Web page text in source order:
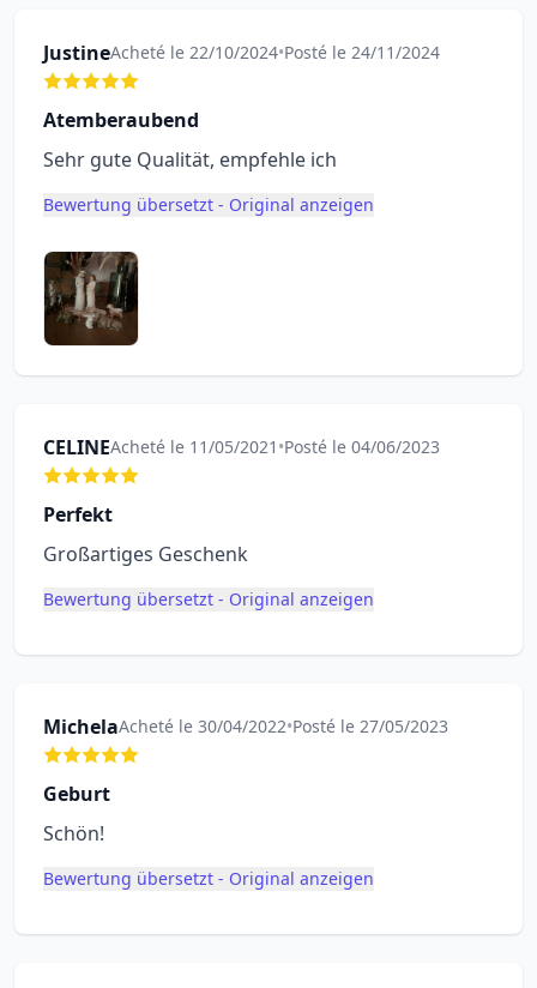
JustineAcheté le 22/10/2024•Posté le 24/11/2024
Atemberaubend
Sehr gute Qualität, empfehle ich
Bewertung übersetzt - Original anzeigen
CELINEAcheté le 11/05/2021 •Posté le 04/06/2023
Perfekt
Großartiges Geschenk
Bewertung übersetzt - Original anzeigen
MichelaAcheté le 30/04/2022•Posté le 27/05/2023
Geburt
Schön!
Bewertung übersetzt - Original anzeigen